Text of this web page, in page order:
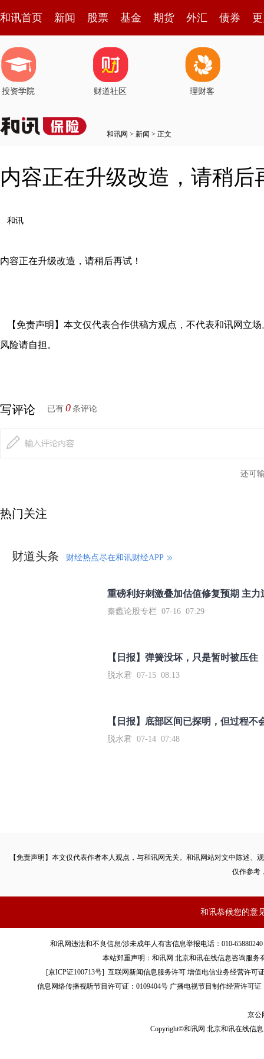
和讯首页 新闻 股票 基金 期货 外汇 债券
投资学院 财道社区 理财客
和讯网 > 新闻 > 正文
内容正在升级改造，请稍后
和讯
内容正在升级改造，请稍后再试！
【免责声明】本文仅代表合作供稿方观点，不代表和讯网立
风险请自担。
写评论 已有 0 条评论
还可
热门关注
财道头条 财经热点尽在和讯财经APP
秦蠡论股专栏 07-16 07:29
【日报】弹簧没坏，只是暂时被压住
脱水君 07-15 08:13
【日报】底部区间已探明，但过程不
脱水君 07-14 07:48
【免责声明】本文仅代表作者本人观点，与和讯网无关。和讯网站对文中陈述
仅作参考
和讯恭候您的意
和讯网违法和不良信息/涉未成年人有害信息举报电话：010-
本站郑重声明：和讯网 北京和讯在线信息咨询服
[京ICP证100713号]互联网新闻信息服务许可 增值电信业务经营许可
信息网络传播视听节目许可证：0109404号 广播电视节目制作经营许可证
京公
Copyright©和讯网 北京和讯在线信